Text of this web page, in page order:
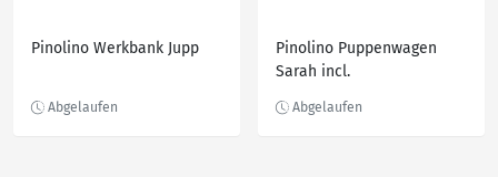
Pinolino Werkbank Jupp
Pinolino Puppenwagen
Sarah incl.